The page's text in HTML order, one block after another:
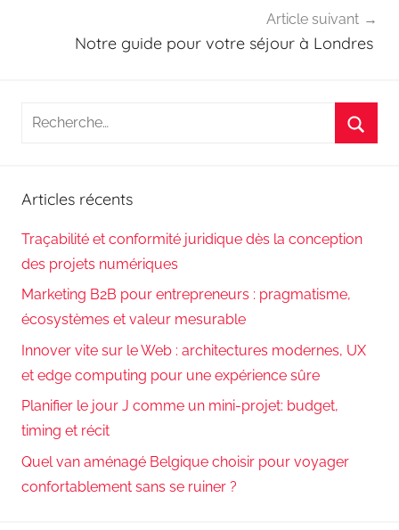
Article suivant
Notre guide pour votre séjour à Londres
Recherche
Articles récents
Traçabilité et conformité juridique dès la conception
des projets numériques
Marketing B2B pour entrepreneurs : pragmatisme,
écosystèmes et valeur mesurable
Innover vite sur le Web : architectures modernes, UX
et edge computing pour une expérience sûre
Planifier le jour J comme un mini-projet: budget,
timing et récit
Quel van aménagé Belgique choisir pour voyager
confortablement sans se ruiner ?